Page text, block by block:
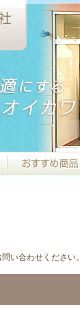
い合わせください。